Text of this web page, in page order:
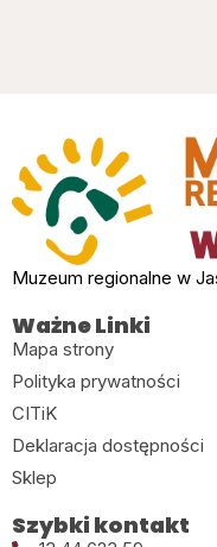
Muzeum regionalne w
Ważne Linki
Mapa strony
Polityka prywatności
CITiK
Deklaracja dostępności
Sklep
Szybki kontakt